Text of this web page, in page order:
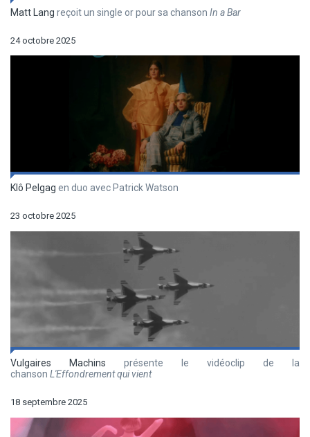
Matt Lang reçoit un single or pour sa chanson In a Bar
24 octobre 2025
Klô Pelgag en duo avec Patrick Watson
23 octobre 2025
Vulgaires Machins présente le vidéoclip de la
chanson L'Effondrement qui vient
18 septembre 2025